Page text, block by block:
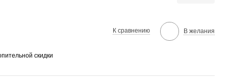
К сравнению В желания
скидки